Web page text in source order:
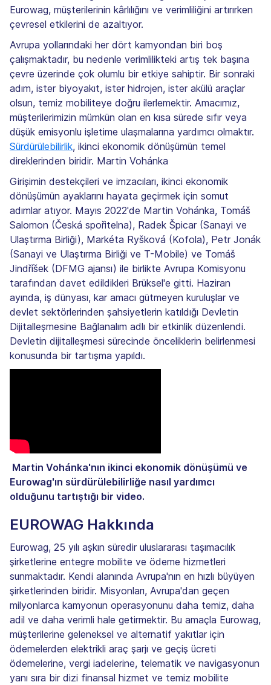
Eurowag, müşterilerinin kârlılığını ve verimliliğini artırırken
çevresel etkilerini de azaltıyor.
Avrupa yollarındaki her dört kamyondan biri boş
çalışmaktadır, bu nedenle verimlilikteki artış tek başına
çevre üzerinde çok olumlu bir etkiye sahiptir. Bir sonraki
adım, ister biyoyakıt, ister hidrojen, ister akülü araçlar
olsun, temiz mobiliteye doğru ilerlemektir. Amacımız,
müşterilerimizin mümkün olan en kısa sürede sıfır veya
düşük emisyonlu işletime ulaşmalarına yardımcı olmaktır.
Sürdürülebilirlik, ikinci ekonomik dönüşümün temel
direklerinden biridir. Martin Vohánka
Girişimin destekçileri ve imzacıları, ikinci ekonomik
dönüşümün ayaklarını hayata geçirmek için somut
adımlar atıyor. Mayıs 2022'de Martin Vohánka, Tomáš
Salomon (Česká spořitelna), Radek Špicar (Sanayi ve
Ulaştırma Birliği), Markéta Ryšková (Kofola), Petr Jonák
(Sanayi ve Ulaştırma Birliği ve T-Mobile) ve Tomáš
Jindříšek (DFMG ajansı) ile birlikte Avrupa Komisyonu
tarafından davet edildikleri Brüksel'e gitti. Haziran
ayında, iş dünyası, kar amacı gütmeyen kuruluşlar ve
devlet sektörlerinden şahsiyetlerin katıldığı Devletin
Dijitalleşmesine Bağlanalım adlı bir etkinlik düzenlendi.
Devletin dijitalleşmesi sürecinde önceliklerin belirlenmesi
konusunda bir tartışma yapıldı.
‍ Martin Vohánka'nın ikinci ekonomik dönüşümü ve
Eurowag'ın sürdürülebilirliğe nasıl yardımcı
olduğunu tartıştığı bir video.
EUROWAG Hakkında
Eurowag, 25 yılı aşkın süredir uluslararası taşımacılık
şirketlerine entegre mobilite ve ödeme hizmetleri
sunmaktadır. Kendi alanında Avrupa'nın en hızlı büyüyen
şirketlerinden biridir. Misyonları, Avrupa'dan geçen
milyonlarca kamyonun operasyonunu daha temiz, daha
adil ve daha verimli hale getirmektir. Bu amaçla Eurowag,
müşterilerine geleneksel ve alternatif yakıtlar için
ödemelerden elektrikli araç şarjı ve geçiş ücreti
ödemelerine, vergi iadelerine, telematik ve navigasyonun
yanı sıra bir dizi finansal hizmet ve temiz mobilite